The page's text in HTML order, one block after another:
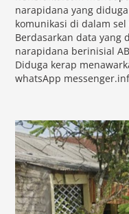
narapidana yang
komunikasi di dalam
Berdasarkan data yang
narapidana berinisial
Diduga kerap
whatsApp